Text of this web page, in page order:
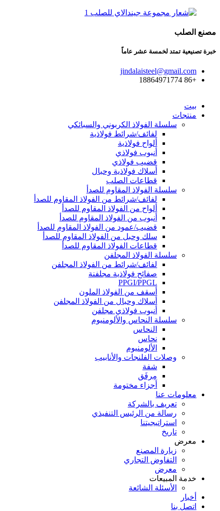
مصنع الصلب
خبرة تصنيعية تمتد لخمسة عشر عاماً
jindalaisteel@gmail.com
+86 18864971774
بيت
منتجات
سلسلة الفولاذ الكربوني والسبائكي
لفائف/شرائط فولاذية
ألواح فولاذية
أنبوب فولاذي
قضيب فولاذي
أسلاك فولاذية وحبال
قطاعات الصلب
سلسلة الفولاذ المقاوم للصدأ
لفائف/شرائط من الفولاذ المقاوم للصدأ
ألواح من الفولاذ المقاوم للصدأ
أنبوب من الفولاذ المقاوم للصدأ
قضيب/عمود من الفولاذ المقاوم للصدأ
سلك وحبل من الفولاذ المقاوم للصدأ
قطاعات الفولاذ المقاوم للصدأ
سلسلة الفولاذ المجلفن
لفائف/شرائط من الفولاذ المجلفن
صفائح فولاذية مجلفنة
PPGI/PPGL
أسقف من الفولاذ الملون
أسلاك وحبال من الفولاذ المجلفن
أنبوب فولاذي مجلفن
سلسلة النحاس والألومنيوم
النحاس
نحاس
الألومنيوم
وصلات الفلنجات والأنابيب
شفة
مِرفَق
أجزاء مختومة
معلومات عنا
تعريف بالشركة
رسالة من الرئيس التنفيذي
استراتيجيتنا
تاريخ
معرض
زيارة المصنع
التفاوض التجاري
معرض
خدمة المبيعات
الأسئلة الشائعة
أخبار
اتصل بنا